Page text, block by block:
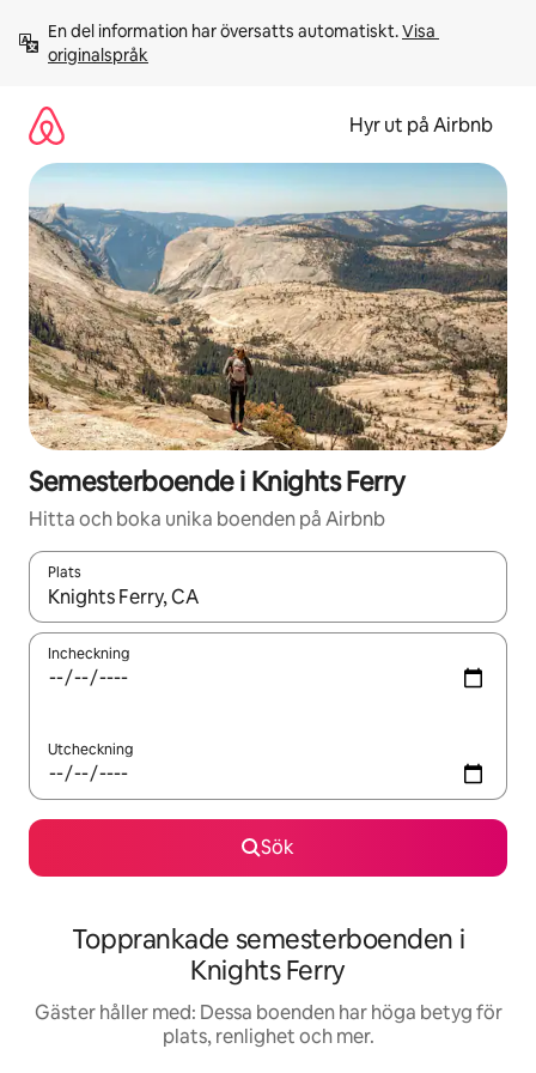
innehåll
En del information har översatts automatiskt. Visa
originalspråk
Hyr ut på Airbnb
Semesterboende i Knights Ferry
Hitta och boka unika boenden på Airbnb
Plats
När resultaten är tillgängliga kan du navigera med upp- och
Incheckning
Utcheckning
Sök
Topprankade semesterboenden i
Knights Ferry
Gäster håller med: Dessa boenden har höga betyg för
plats, renlighet och mer.